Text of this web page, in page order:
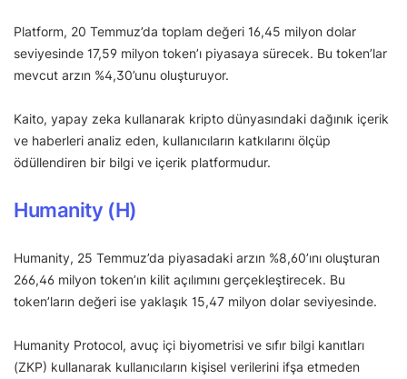
Platform, 20 Temmuz’da toplam değeri 16,45 milyon dolar
seviyesinde 17,59 milyon token’ı piyasaya sürecek. Bu token’lar
mevcut arzın %4,30’unu oluşturuyor.
Kaito, yapay zeka kullanarak kripto dünyasındaki dağınık içerik
ve haberleri analiz eden, kullanıcıların katkılarını ölçüp
ödüllendiren bir bilgi ve içerik platformudur.
Humanity (H)
Humanity, 25 Temmuz’da piyasadaki arzın %8,60’ını oluşturan
266,46 milyon token’ın kilit açılımını gerçekleştirecek. Bu
token’ların değeri ise yaklaşık 15,47 milyon dolar seviyesinde.
Humanity Protocol, avuç içi biyometrisi ve sıfır bilgi kanıtları
(ZKP) kullanarak kullanıcıların kişisel verilerini ifşa etmeden